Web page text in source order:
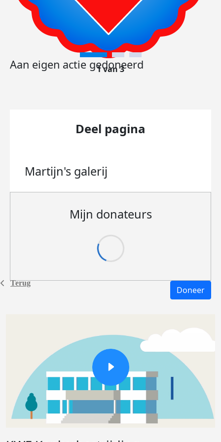
Terug
Aan eigen actie gedoneerd
1 van 3
Deel pagina
Martijn's galerij
Mijn donateurs
Doneer